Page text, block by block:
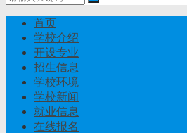
首页
学校介绍
开设专业
招生信息
学校环境
学校新闻
就业信息
在线报名